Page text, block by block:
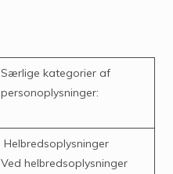
Særlige kategorier af
personoplysninger:
Helbredsoplysninger
Ved helbredsoplysninger